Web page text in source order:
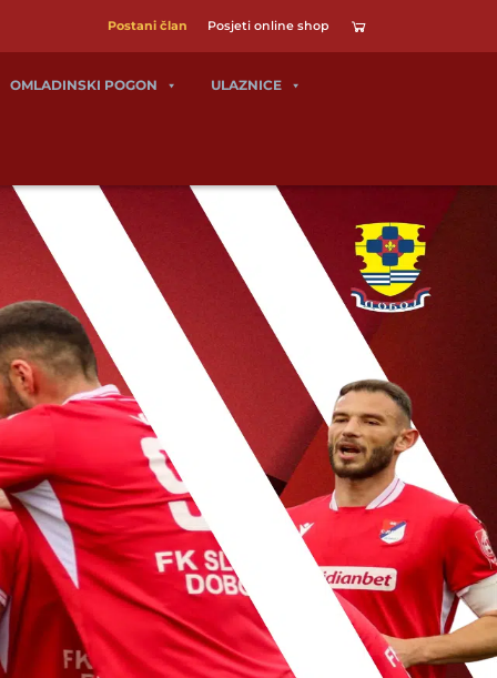
Postani član Posjeti online shop
OMLADINSKI POGON ULAZNICE